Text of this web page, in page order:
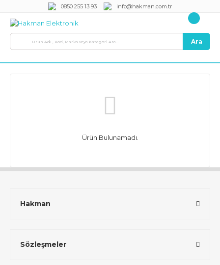
0850 255 13 93 info@hakman.com.tr
Ara
Ürün Bulunamadı.
Hakman
Sözleşmeler